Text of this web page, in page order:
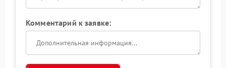
Комментарий к заявке: